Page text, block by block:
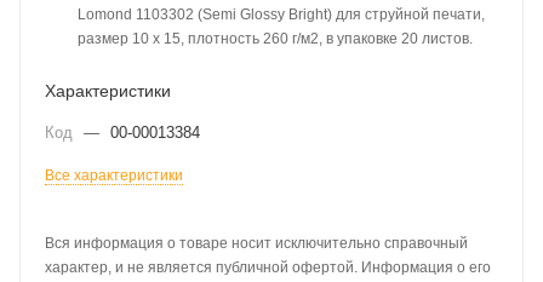
Lomond 1103302 (Semi Glossy Bright) для струйной печати,
размер 10 x 15, плотность 260 г/м2, в упаковке 20 листов.
Характеристики
Код — 00-00013384
Все характеристики
Вся информация о товаре носит исключительно справочный
характер, и не является публичной офертой. Информация о его